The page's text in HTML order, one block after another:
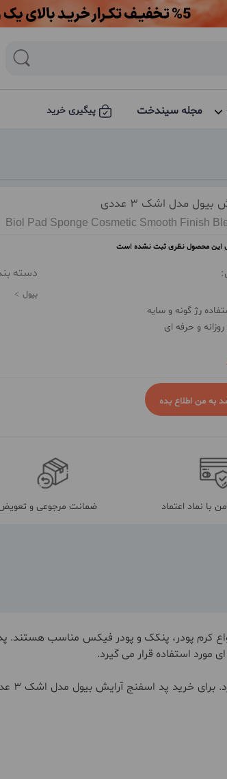
مجله سیندخت پیگیری خرید
مدل اشک 3 عددی
Biol Pad Sponge Cosmetic Smooth Finish
این محصول نظری ثبت نشده است
رژ گونه و سایه
و حرفه ای
دسته
بیول
به من اطلاع بده
با نماد اعتماد ضمانت مرجوعی و
مورد استفاده قرار می گیرد.
از